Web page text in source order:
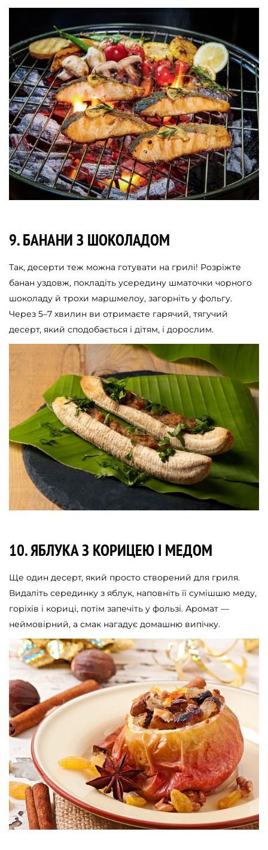
9. БАНАНИ З ШОКОЛАДОМ
Так, десерти теж можна готувати на грилі! Розріжте
банан уздовж, покладіть усередину шматочки чорного
шоколаду й трохи маршмелоу, загорніть у фольгу.
Через 5–7 хвилин ви отримаєте гарячий, тягучий
десерт, який сподобається і дітям, і дорослим.
10. ЯБЛУКА З КОРИЦЕЮ І МЕДОМ
Ще один десерт, який просто створений для гриля.
Видаліть серединку з яблук, наповніть її сумішшю меду,
горіхів і кориці, потім запечіть у фользі. Аромат —
неймовірний, а смак нагадує домашню випічку.